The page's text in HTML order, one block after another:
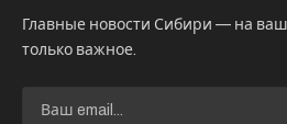
Главные новости Сибири — на
только важное.